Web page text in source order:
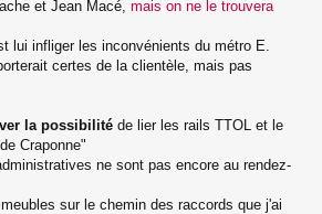
et Jean Macé, mais on ne le trouvera
lui infliger les inconvénients du métro E.
certes de la clientèle, mais pas
la possibilité de lier les rails TTOL et le
Craponne"
ne sont pas encore au rendez-
sur le chemin des raccords que j'ai